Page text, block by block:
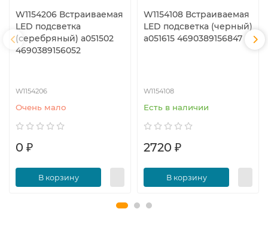
W1154206 Встраиваемая
LED подсветка
(серебряный) a051502
4690389156052
W1154206
Очень мало
0 ₽
В корзину
W1154108 Встраиваемая
LED подсветка (черный)
a051615 4690389156847
W1154108
Есть в наличии
2720 ₽
В корзину